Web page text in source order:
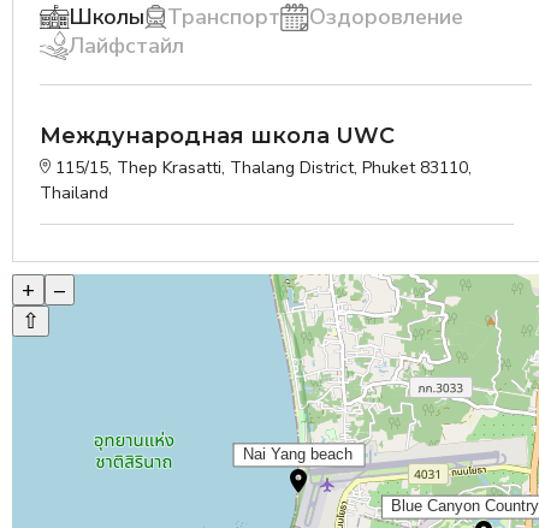
Школы Транспорт
Оздоровление
Лайфстайл
Международная школа UWC
115/15, Thep Krasatti, Thalang District, Phuket 83110,
Thailand
+
–
⇧